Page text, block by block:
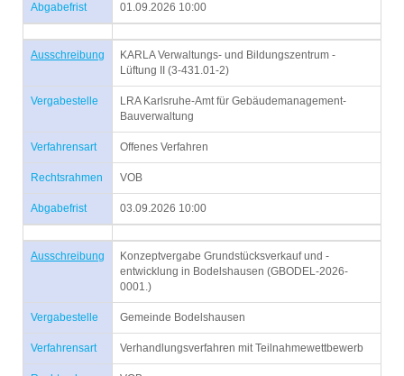
Abgabefrist 01.09.2026 10:00
Ausschreibung
KARLA Verwaltungs- und Bildungszentrum -
Lüftung II (3-431.01-2)
Vergabestelle
LRA Karlsruhe-Amt für Gebäudemanagement-
Bauverwaltung
Verfahrensart Offenes Verfahren
Rechtsrahmen VOB
Abgabefrist 03.09.2026 10:00
Ausschreibung
Konzeptvergabe Grundstücksverkauf und -
entwicklung in Bodelshausen (GBODEL-2026-
0001.)
Vergabestelle Gemeinde Bodelshausen
Verfahrensart Verhandlungsverfahren mit Teilnahmewettbewerb